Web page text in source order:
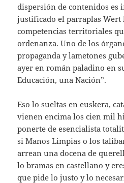
dispersión de contenidos es
justificado el parraplas Wert
competencias territoriales
ordenanza. Uno de los
propaganda y lametones
ayer en román paladino en
Educación, una Nación”.
Eso lo sueltas en euskera,
vienen encima los cien mil
ponerte de esencialista
si Manos Limpias o los
arrean una docena de
lo bramas en castellano y
que pide lo justo y lo